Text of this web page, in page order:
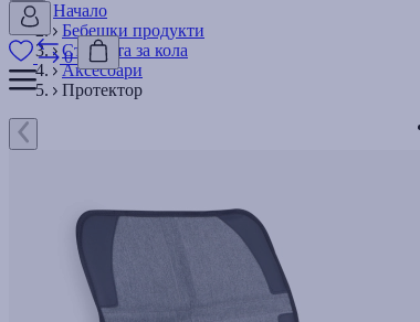
0
Начало
Бебешки продукти
Столчета за кола
Аксесоари
Протектор